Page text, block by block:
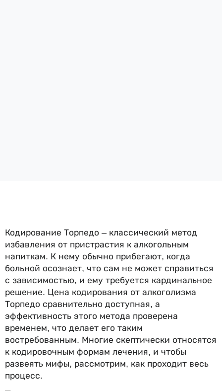
Кодирование Торпедо – классический метод
избавления от пристрастия к алкогольным
напиткам. К нему обычно прибегают, когда
больной осознает, что сам не может справиться
с зависимостью, и ему требуется кардинальное
решение. Цена кодирования от алкоголизма
Торпедо сравнительно доступная, а
эффективность этого метода проверена
временем, что делает его таким
востребованным. Многие скептически относятся
к кодировочным формам лечения, и чтобы
развеять мифы, рассмотрим, как проходит весь
процесс.